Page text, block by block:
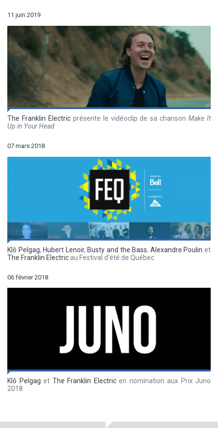
11 juin 2019
The Franklin Electricprésente le vidéoclip de sa chansonMake It
Up in Your Head
07 mars 2018
Klô Pelgag, Hubert Lenoir, Busty and the Bass, Alexandre Poulin et
The Franklin Electric au Festival d'été de Québec
06 février 2018
Klô Pelgag et The Franklin Electricen nomination aux Prix Juno
2018